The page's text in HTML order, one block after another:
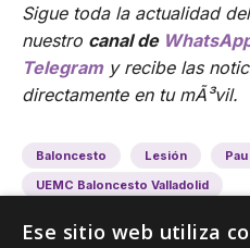
Sigue toda la actualidad
nuestro canal de
Telegramy recibe las
directamente en tu mÃ³vil.
Baloncesto Lesión
UEMC Baloncesto Valladolid
Ese sitio web utiliza